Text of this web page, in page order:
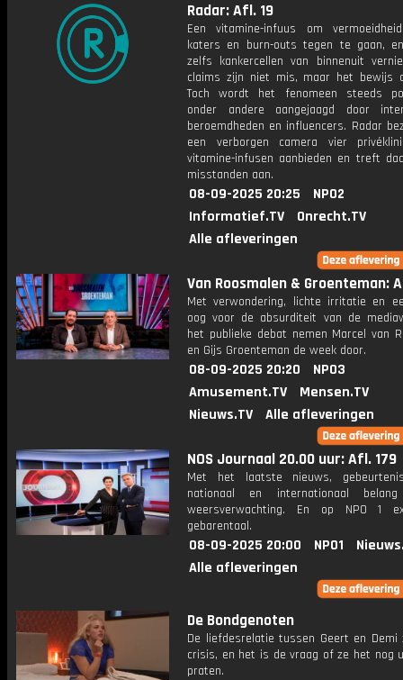
Radar: Afl. 19
Een vitamine-infuus om
katers en burn-outs tegen te gaan,
zelfs kankercellen van binnenuit
claims zijn niet mis, maar het bewijs
Toch wordt het fenomeen steeds
onder andere aangejaagd door
beroemdheden en influencers. Radar
een verborgen camera vier
vitamine-infusen aanbieden en treft
misstanden aan.
08-09-2025 20:25
NPO2
Informatief.TV
Onrecht.TV
Alle afleveringen
Van Roosmalen & Groenteman:
Met verwondering, lichte irritatie en
oog voor de absurditeit van de
het publieke debat nemen Marcel van
en Gijs Groenteman de week door.
08-09-2025 20:20
NPO3
Amusement.TV
Mensen.TV
Nieuws.TV
Alle afleveringen
NOS Journaal 20.00 uur: Afl. 179
Met het laatste nieuws,
nationaal en internationaal
weersverwachting. En op NPO 1
gebarentaal.
08-09-2025 20:00 NPO1
Alle afleveringen
De Bondgenoten
De liefdesrelatie tussen Geert en
crisis, en het is de vraag of ze het nog
praten.